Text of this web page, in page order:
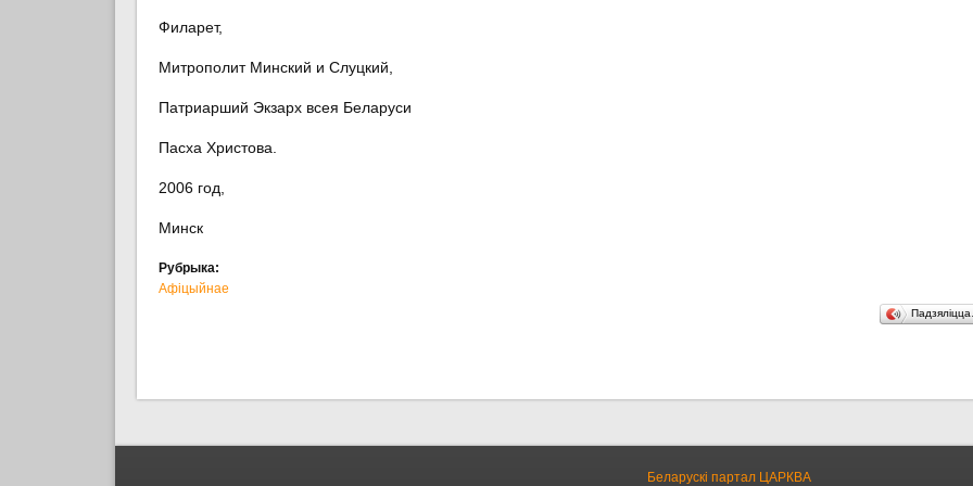
Филарет,
Митрополит Минский и Слуцкий,
Патриарший Экзарх всея Беларуси
Пасха Христова.
2006 год,
Минск
Рубрыка:
Афіцыйнае
Беларускі партал ЦАРКВА